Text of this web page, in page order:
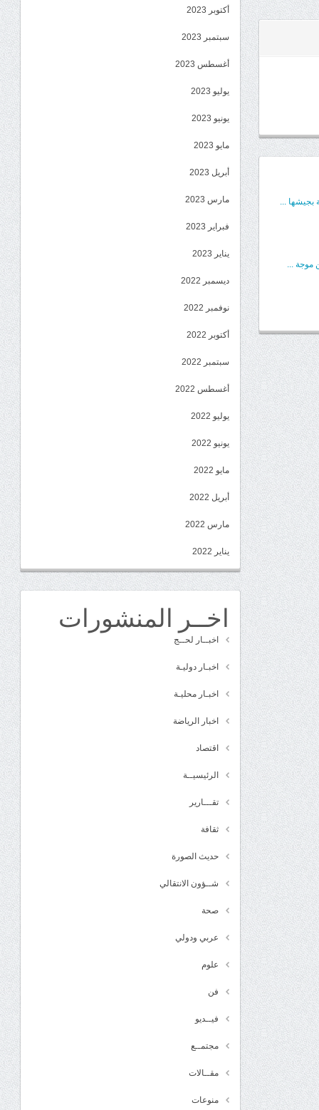
بجيشها ...
موجة ...
أكتوبر 2023
سبتمبر 2023
أغسطس 2023
يوليو 2023
يونيو 2023
مايو 2023
أبريل 2023
مارس 2023
فبراير 2023
يناير 2023
ديسمبر 2022
نوفمبر 2022
أكتوبر 2022
سبتمبر 2022
أغسطس 2022
يوليو 2022
يونيو 2022
مايو 2022
أبريل 2022
مارس 2022
يناير 2022
اخــر المنشورات
اخبــار لحــج
اخبـار دوليـة
اخبـار محليـة
اخبار الرياضة
اقتصاد
الرئيسيــة
تقـــارير
ثقافة
حديث الصورة
شــؤون الانتقالي
صحة
عربي ودولي
علوم
فن
فيــديو
مجتمــع
مقــالات
منوعات